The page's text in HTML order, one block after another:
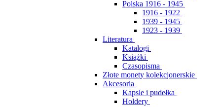
Polska 1916 - 1945
1916 - 1922
1939 - 1945
1923 - 1939
Literatura
Katalogi
Książki
Czasopisma
Złote monety kolekcjonerskie
Akcesoria
Kapsle i pudełka
Holdery